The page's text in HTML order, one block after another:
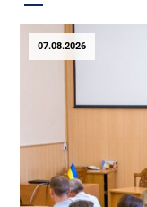
07.08.2026